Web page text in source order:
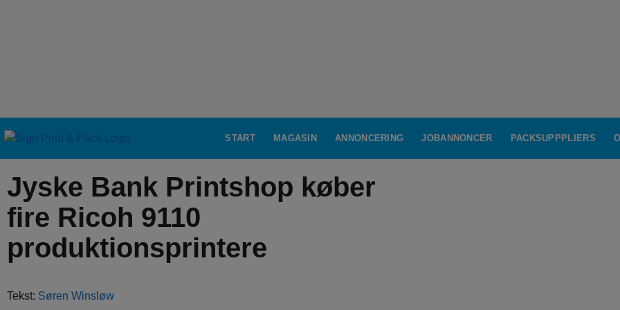
START MAGASIN ANNONCERING JOBANNONCER PACKSUPPPLIERS
Jyske Bank Printshop køber
fire Ricoh 9110
produktionsprintere
Tekst: Søren Winsløw